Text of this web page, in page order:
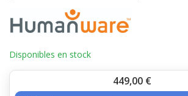
Disponibles en stock
Prix
449,00€